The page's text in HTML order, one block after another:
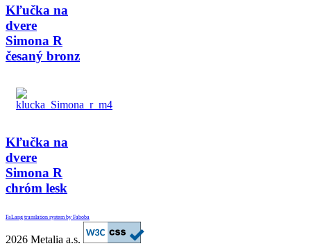
Kľučka na
dvere
Simona R
česaný bronz
Kľučka na
dvere
Simona R
chróm lesk
FaLang translation system by Faboba
2026 Metalia a.s.